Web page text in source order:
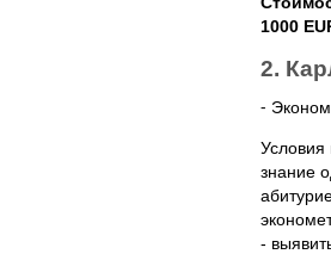
1000
2.
⁃
Условия
знание
-